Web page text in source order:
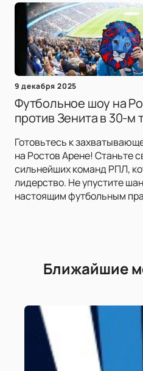
9 декабря 2025
Футбольное шоу на
против Зенита в 30-м
Готовьтесь к
на Ростов Арене! Станьте
сильнейших команд РПЛ,
лидерство. Не упустите
настоящим футбольным
Ближайшие